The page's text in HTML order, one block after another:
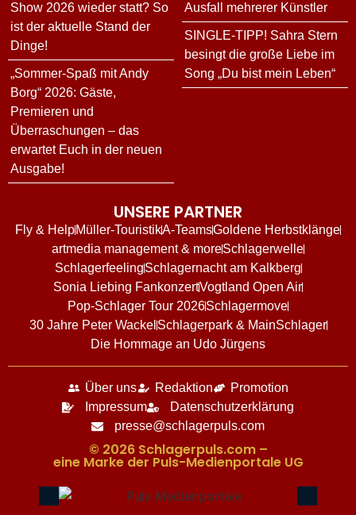
Show 2026 wieder statt? So
ist der aktuelle Stand der
Dinge!
„Sommer-Spaß mit Andy
Borg“ 2026: Gäste,
Premieren und
Überraschungen – das
erwartet Euch in der neuen
Ausgabe!
Ausfall mehrerer Künstler
SINGLE-TIPP! Sahra Stern
besingt die große Liebe im
Song „Du bist mein Leben“
UNSERE PARTNER
Fly & HelpMüller-TouristikA-TeamsGoldene Herbstklänge
artmedia management & moreSchlagerwelle
SchlagerfeelingSchlagernacht am Kalkberg
Sonia Liebing FankonzertVogtland Open Air
Pop-Schlager Tour 2026Schlagermove
30 Jahre Peter Wackel Schlagerpark & MainSchlager
Die Hommage an Udo Jürgens
Über uns Redaktion
Promotion
Impressum
Datenschutzerklärung
presse@schlagerpuls.com
© 2026 Schlagerpuls.com –
eine Marke der Puls-Medienportale UG​